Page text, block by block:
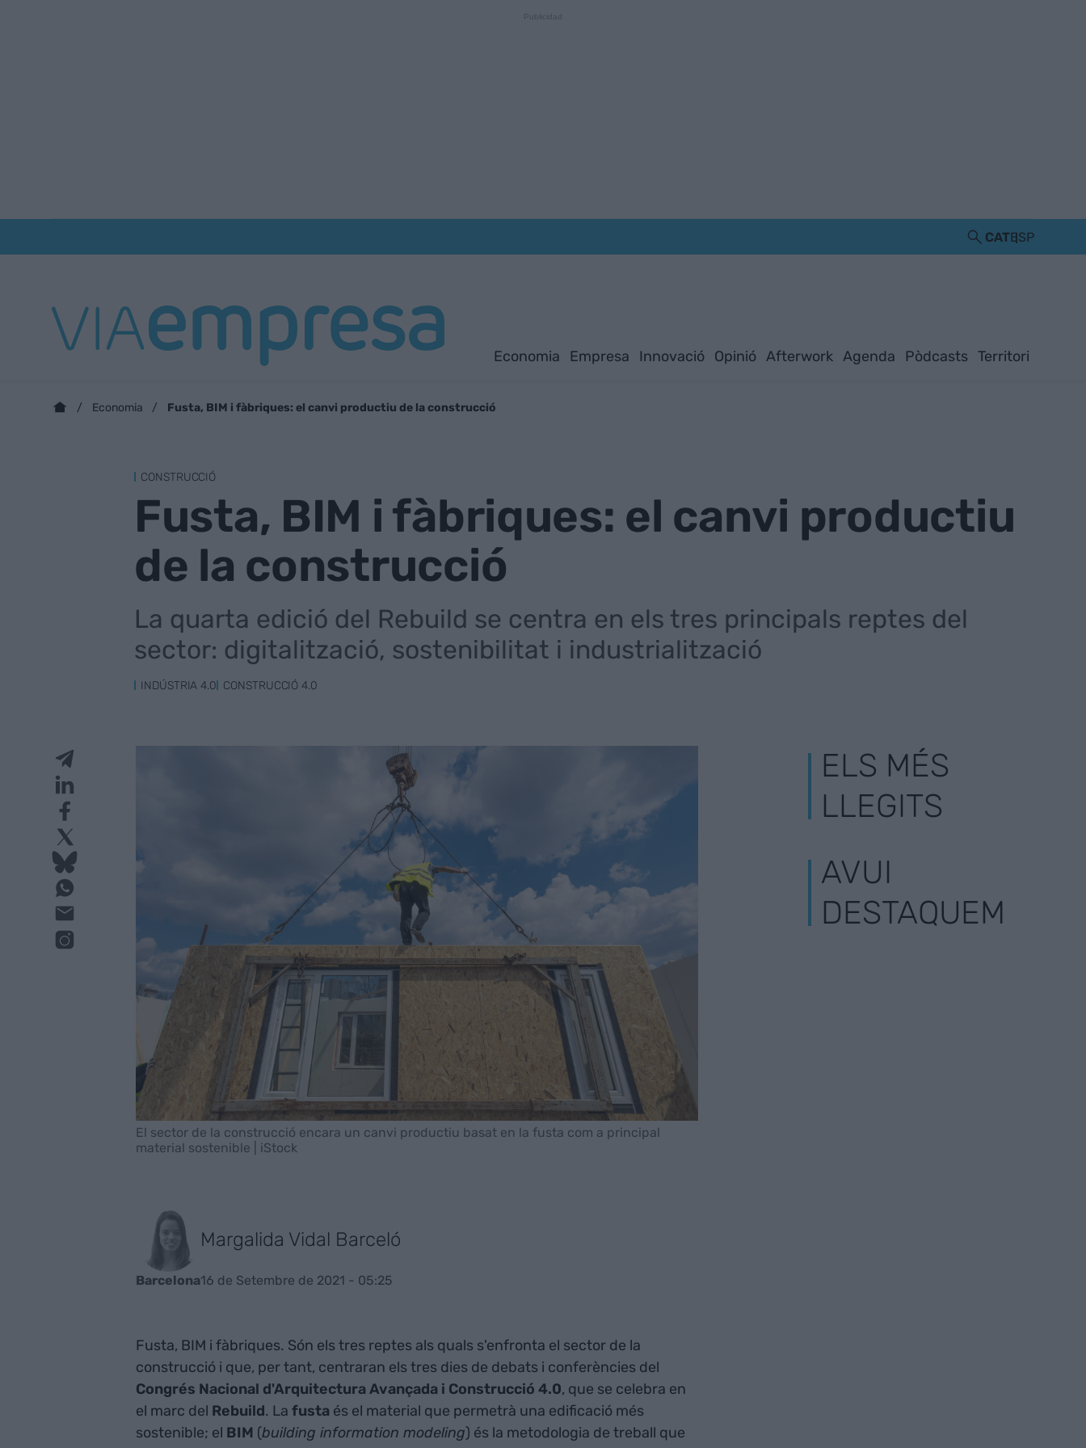
CATESP
Economia Empresa Innovació Opinió Afterwork Agenda Pòdcasts Territori
Economia Fusta, BIM i fàbriques: el canvi productiu de la construcció
CONSTRUCCIÓ
Fusta, BIM i fàbriques: el canvi productiu
de la construcció
La quarta edició del Rebuild se centra en els tres principals reptes del
sector: digitalització, sostenibilitat i industrialització
INDÚSTRIA 4.0 CONSTRUCCIÓ 4.0
El sector de la construcció encara un canvi productiu basat en la fusta com a principal
material sostenible | iStock
Margalida Vidal Barceló
Barcelona16 de Setembre de 2021 - 05:25
Fusta, BIM i fàbriques. Són els tres reptes als quals s'enfronta el sector de la
construcció i que, per tant, centraran els tres dies de debats i conferències del
Congrés Nacional d'Arquitectura Avançada i Construcció 4.0, que se celebra en
el marc del Rebuild. La fustaés el material que permetrà una edificació més
sostenible; el BIM (building information modeling) és la metodologia de treball que
ELS MÉS
LLEGITS
AVUI
DESTAQUEM